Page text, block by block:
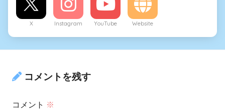
X Instagram YouTube Website
コメントを残す
コメント ※